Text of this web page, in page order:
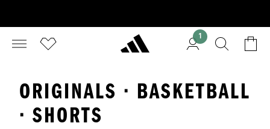
1
ORIGINALS · BASKETBALL
· SHORTS